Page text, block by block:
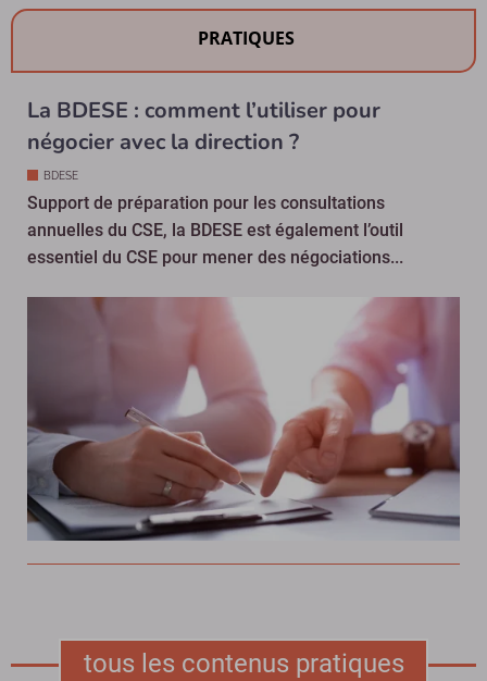
PRATIQUES
La BDESE : comment l’utiliser pour
négocier avec la direction ?
BDESE
Support de préparation pour les consultations
annuelles du CSE, la BDESE est également l’outil
essentiel du CSE pour mener des négociations...
tous les contenus pratiques